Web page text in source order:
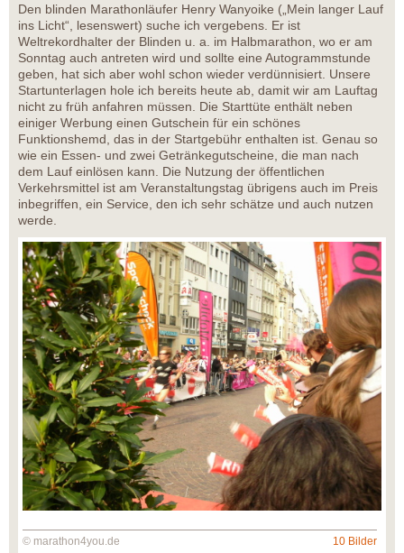
Den blinden Marathonläufer Henry Wanyoike („Mein langer Lauf
ins Licht“, lesenswert) suche ich vergebens. Er ist
Weltrekordhalter der Blinden u. a. im Halbmarathon, wo er am
Sonntag auch antreten wird und sollte eine Autogrammstunde
geben, hat sich aber wohl schon wieder verdünnisiert. Unsere
Startunterlagen hole ich bereits heute ab, damit wir am Lauftag
nicht zu früh anfahren müssen. Die Starttüte enthält neben
einiger Werbung einen Gutschein für ein schönes
Funktionshemd, das in der Startgebühr enthalten ist. Genau so
wie ein Essen- und zwei Getränkegutscheine, die man nach
dem Lauf einlösen kann. Die Nutzung der öffentlichen
Verkehrsmittel ist am Veranstaltungstag übrigens auch im Preis
inbegriffen, ein Service, den ich sehr schätze und auch nutzen
werde.
© marathon4you.de 10 Bilder